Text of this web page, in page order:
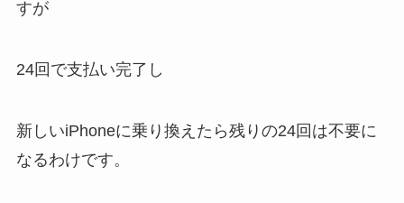
すが
24回で支払い完了し
新しいiPhoneに乗り換えたら残りの24回は不要に
なるわけです。